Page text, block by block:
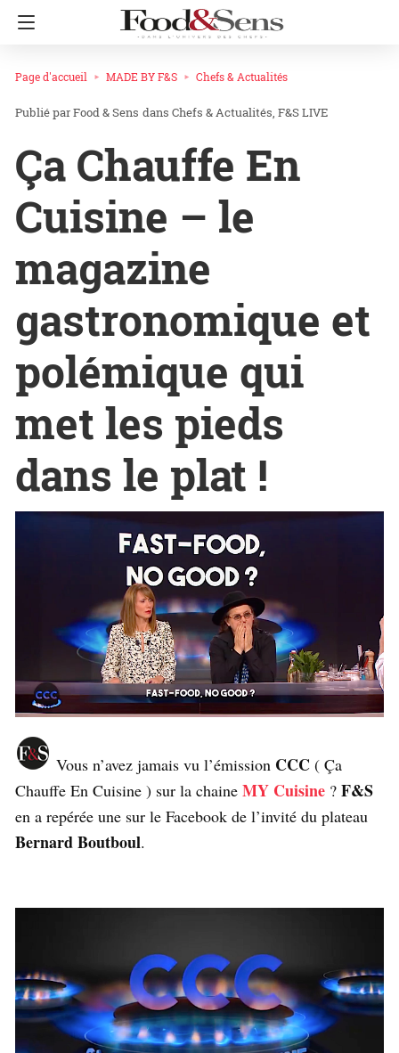
Page d'accueil MADE BY F&S Chefs & Actualités
Food & Sens dans Chefs & Actualités F&S LIVE
Ça Chauffe En
Cuisine – le
magazine
gastronomique et
polémique qui
met les pieds
dans le plat !
Vous n’avez jamais vu l’émission CCC ( Ça
Chauffe En Cuisine ) sur la chaine MY Cuisine ? F&S
en a repérée une sur le Facebook de l’invité du plateau
Bernard Boutboul.